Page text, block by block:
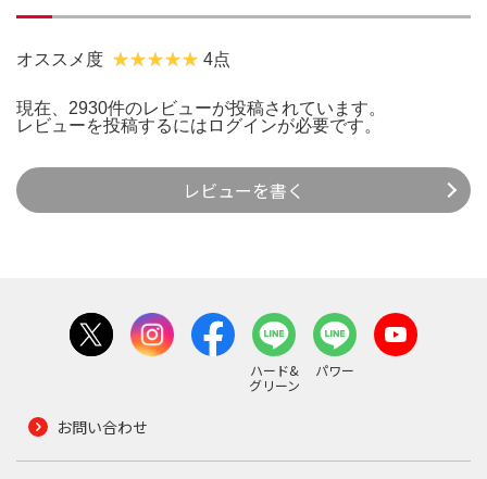
オススメ度 4点
現在、2930件のレビューが投稿されています。
レビューを投稿するには ログインが必要です。
レビューを書く
ハード&
グリーン
パワー
お問い合わせ